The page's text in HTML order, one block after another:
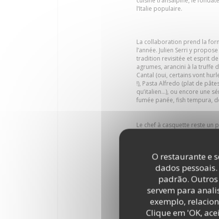
O restaurante e
dados
padrão.
servem para
exemplo,
Clique em 'OK,
l’Italie populaire.
La collaboration prend la
l’année. Julien Serri y
tradition revisitée et esprit
agrumes, arancini à la truffe
Cantal (oui, certains vont
!), Pasta Alfredo (plat de
qu’italien…), ou encore une
fumée panée, fish tempura,
Le chef à casquette reste un
sont bien présents à la
Pour la déco : néons
de concert… Le Cirque
presque rock’n’roll, qui
pas là pour faire du folklore